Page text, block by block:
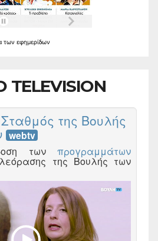
των εφημερίδων
TELEVISION